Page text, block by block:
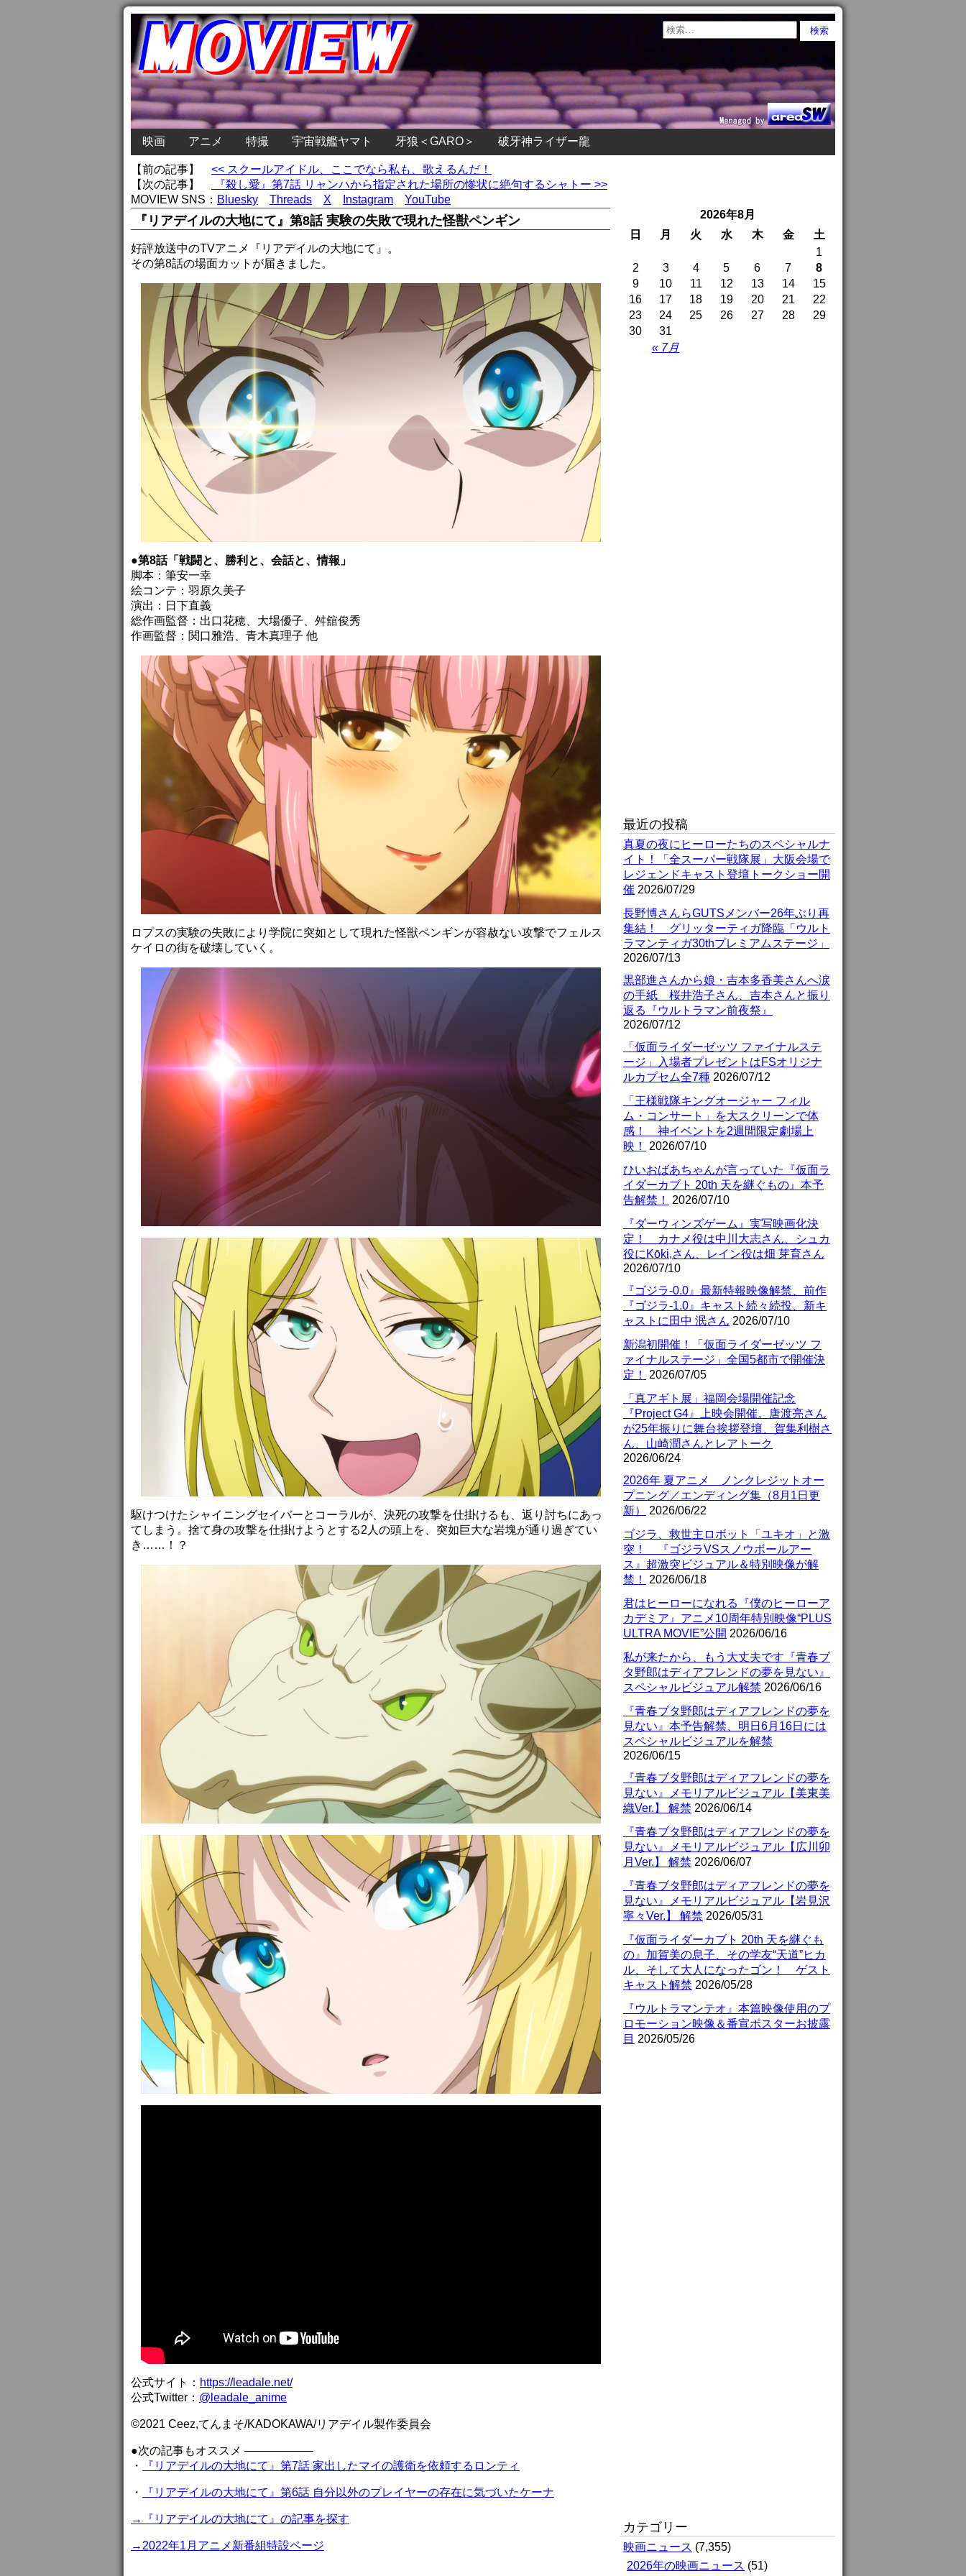
映画 アニメ 特撮 宇宙戦艦ヤマト 牙狼＜GARO＞ 破牙神ライザー龍
【前の記事】 << スクールアイドル、ここでなら私も、歌えるんだ！
【次の記事】
『殺し愛』第7話 リャンハから指定された場所の惨状に絶句するシャトー >>
MOVIEW SNS： Bluesky Threads X Instagram YouTube
『リアデイルの大地にて』第8話 実験の失敗で現れた怪獣ペンギン
好評放送中のTVアニメ『リアデイルの大地にて』。
その第8話の場面カットが届きました。
●第8話「戦闘と、勝利と、会話と、情報」
脚本：筆安一幸
絵コンテ：羽原久美子
演出：日下直義
総作画監督：出口花穂、大場優子、舛舘俊秀
作画監督：関口雅浩、青木真理子 他
ロプスの実験の失敗により学院に突如として現れた怪獣ペンギンが容赦ない攻撃でフェルス
ケイロの街を破壊していく。
駆けつけたシャイニングセイバーとコーラルが、決死の攻撃を仕掛けるも、返り討ちにあっ
てしまう。捨て身の攻撃を仕掛けようとする2人の頭上を、突如巨大な岩塊が通り過ぎてい
き……！？
公式サイト： https://leadale.net/
公式Twitter： @leadale_anime
©2021 Ceez,てんまそ/KADOKAWA/リアデイル製作委員会
●次の記事もオススメ ——————
・
『リアデイルの大地にて』第7話 家出したマイの護衛を依頼するロンティ
・ 『リアデイルの大地にて』第6話 自分以外のプレイヤーの存在に気づいたケーナ
→『リアデイルの大地にて』の記事を探す
→2022年1月アニメ新番組特設ページ
2026年8月
日
月 火 水 木 金 土
« 7月
1
2
3 4 5 6 7
8
9
10 11 12 13 14
15
16
17 18 19 20 21
22
23
24 25 26 27 28
29
30
31
最近の投稿
真夏の夜にヒーローたちのスペシャルナ
イト！「全スーパー戦隊展」大阪会場で
レジェンドキャスト登壇トークショー開
催 2026/07/29
長野博さんらGUTSメンバー26年ぶり再
集結！ グリッターティガ降臨「ウルト
ラマンティガ30thプレミアムステージ」
2026/07/13
黒部進さんから娘・吉本多香美さんへ涙
の手紙 桜井浩子さん、吉本さんと振り
返る『ウルトラマン前夜祭』
2026/07/12
「仮面ライダーゼッツ ファイナルステ
ージ」入場者プレゼントはFSオリジナ
ルカプセム全7種 2026/07/12
「王様戦隊キングオージャー フィル
ム・コンサート」を大スクリーンで体
感！ 神イベントを2週間限定劇場上
映！
2026/07/10
ひいおばあちゃんが言っていた『仮面ラ
イダーカブト 20th 天を継ぐもの』本予
告解禁！
2026/07/10
『ダーウィンズゲーム』実写映画化決
定！ カナメ役は中川大志さん、シュカ
役にKōki,さん、レイン役は畑 芽育さん
2026/07/10
『ゴジラ-0.0』最新特報映像解禁、前作
『ゴジラ-1.0』キャスト続々続投、新キ
ャストに田中 泯さん 2026/07/10
新潟初開催！「仮面ライダーゼッツ フ
ァイナルステージ」全国5都市で開催決
定！
2026/07/05
「真アギト展」福岡会場開催記念
『Project G4』上映会開催。唐渡亮さん
が25年振りに舞台挨拶登壇、賀集利樹さ
ん、山崎潤さんとレアトーク
2026/06/24
2026年 夏アニメ ノンクレジットオー
プニング／エンディング集（8月1日更
新）
2026/06/22
ゴジラ、救世主ロボット「ユキオ」と激
突！ 『ゴジラVSスノウボールアー
ス』超激突ビジュアル＆特別映像が解
禁！
2026/06/18
君はヒーローになれる『僕のヒーローア
カデミア』アニメ10周年特別映像“PLUS
ULTRA MOVIE”公開 2026/06/16
私が来たから、もう大丈夫です『青春ブ
タ野郎はディアフレンドの夢を見ない』
スペシャルビジュアル解禁 2026/06/16
『青春ブタ野郎はディアフレンドの夢を
見ない』本予告解禁、明日6月16日には
スペシャルビジュアルを解禁
2026/06/15
『青春ブタ野郎はディアフレンドの夢を
見ない』メモリアルビジュアル【美東美
織Ver.】 解禁 2026/06/14
『青春ブタ野郎はディアフレンドの夢を
見ない』メモリアルビジュアル【広川卯
月Ver.】 解禁 2026/06/07
『青春ブタ野郎はディアフレンドの夢を
見ない』メモリアルビジュアル【岩見沢
寧々Ver.】 解禁 2026/05/31
『仮面ライダーカブト 20th 天を継ぐも
の』加賀美の息子、その学友“天道”ヒカ
ル、そして大人になったゴン！ ゲスト
キャスト解禁 2026/05/28
『ウルトラマンテオ』本篇映像使用のプ
ロモーション映像＆番宣ポスターお披露
目 2026/05/26
カテゴリー
映画ニュース (7,355)
2026年の映画ニュース (51)